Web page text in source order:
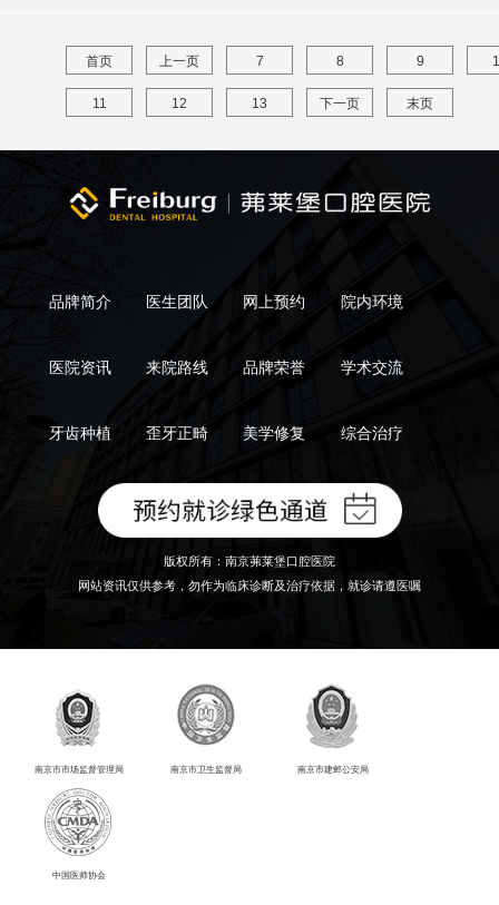
首页 上一页 7 8 9
11 12 13 下一页 末页
品牌简介 医生团队 网上预约 院内环境
医院资讯 来院路线 品牌荣誉 学术交流
牙齿种植 歪牙正畸 美学修复 综合治疗
版权所有：南京茀莱堡口腔医院
网站资讯仅供参考，勿作为临床诊断及治疗依据，就诊请遵医嘱
南京市市场监督管理局 南京市卫生监督局 南京市建邺公安局
中国医师协会